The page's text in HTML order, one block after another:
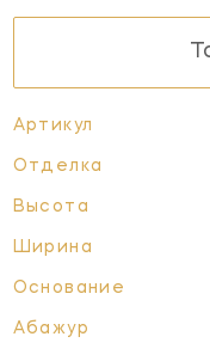
Артикул
Отделка
Высота
Ширина
Основание
Абажур